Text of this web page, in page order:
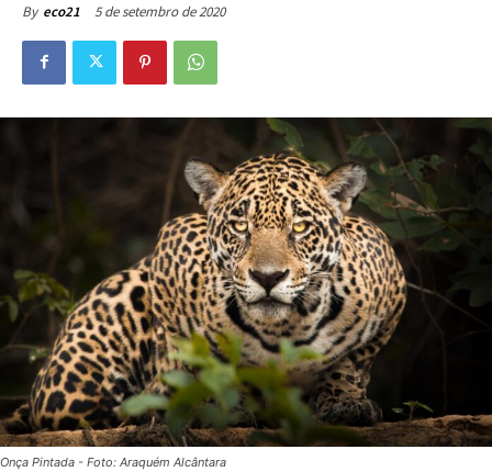
By eco21 5 de setembro de 2020
Onça Pintada - Foto: Araquém Alcântara